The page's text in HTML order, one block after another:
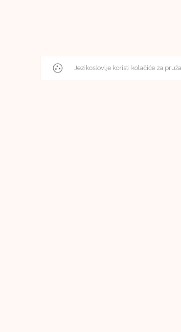
Jezikoslovlje koristi kolačiće za